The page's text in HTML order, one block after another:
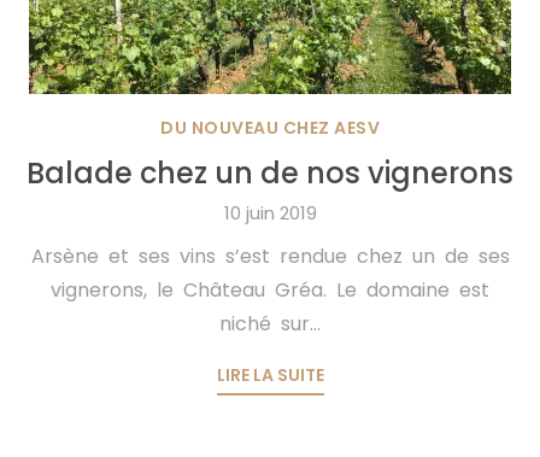
DU NOUVEAU CHEZ AESV
Balade chez un de nos vignerons
10 juin 2019
Arsène et ses vins s’est rendue chez un de ses
vignerons, le Château Gréa. Le domaine est
niché sur...
LIRE LA SUITE